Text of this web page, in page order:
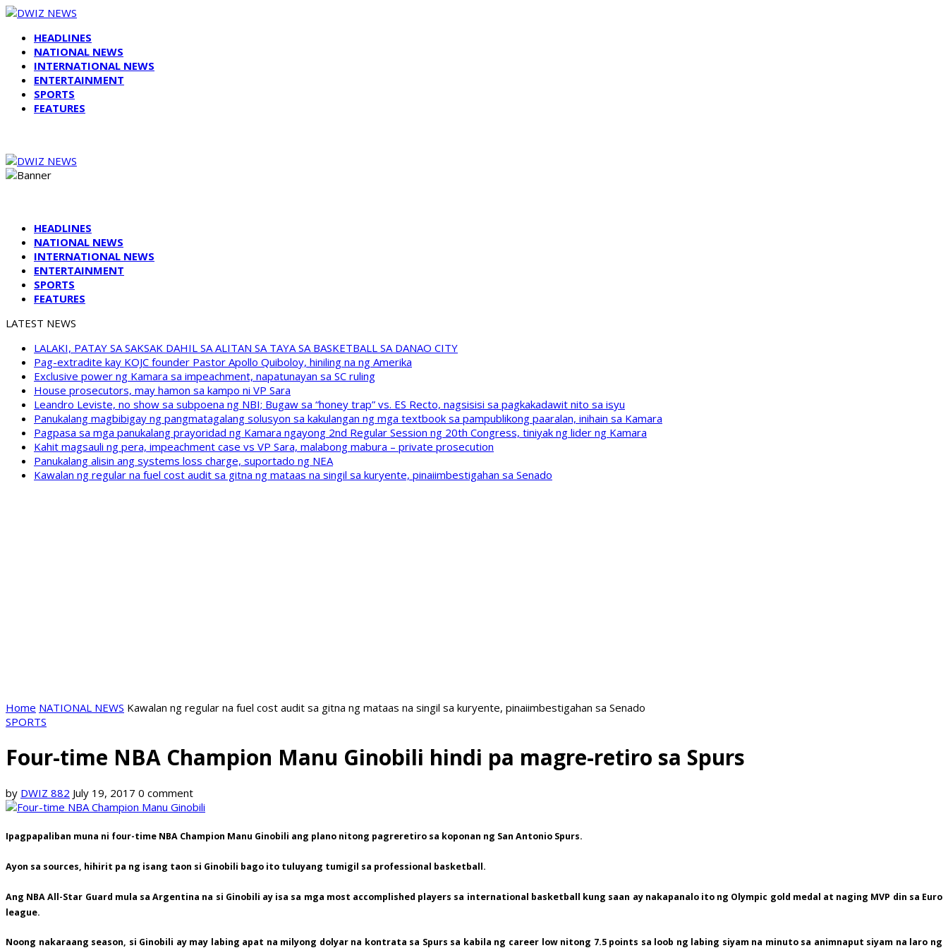
HEADLINES
NATIONAL NEWS
INTERNATIONAL NEWS
ENTERTAINMENT
SPORTS
FEATURES
HEADLINES
NATIONAL NEWS
INTERNATIONAL NEWS
ENTERTAINMENT
SPORTS
FEATURES
LATEST NEWS
LALAKI, PATAY SA SAKSAK DAHIL SA ALITAN SA TAYA SA BASKETBALL SA DANAO CITY
Pag-extradite kay KOJC founder Pastor Apollo Quiboloy, hiniling na ng Amerika
Exclusive power ng Kamara sa impeachment, napatunayan sa SC ruling
House prosecutors, may hamon sa kampo ni VP Sara
Leandro Leviste, no show sa subpoena ng NBI; Bugaw sa “honey trap” vs. ES Recto, nagsisisi sa pagkakadawit nito sa isyu
Panukalang magbibigay ng pangmatagalang solusyon sa kakulangan ng mga textbook sa pampublikong paaralan, inihain sa Kamara
Pagpasa sa mga panukalang prayoridad ng Kamara ngayong 2nd Regular Session ng 20th Congress, tiniyak ng lider ng Kamara
Kahit magsauli ng pera, impeachment case vs VP Sara, malabong mabura – private prosecution
Panukalang alisin ang systems loss charge, suportado ng NEA
Kawalan ng regular na fuel cost audit sa gitna ng mataas na singil sa kuryente, pinaiimbestigahan sa Senado
Home NATIONAL NEWS Kawalan ng regular na fuel cost audit sa gitna ng mataas na singil sa kuryente, pinaiimbestigahan sa Senado
SPORTS
Four-time NBA Champion Manu Ginobili hindi pa magre-retiro sa Spurs
by DWIZ 882 July 19, 2017 0 comment
Ipagpapaliban muna ni four-time NBA Champion Manu Ginobili ang plano nitong pagreretiro sa koponan ng San Antonio Spurs.
Ayon sa sources, hihirit pa ng isang taon si Ginobili bago ito tuluyang tumigil sa professional basketball.
Ang NBA All-Star Guard mula sa Argentina na si Ginobili ay isa sa mga most accomplished players sa international basketball kung saan ay nakapanalo ito ng Olympic gold medal at naging MVP din sa Euro
league.
Noong nakaraang season, si Ginobili ay may labing apat na milyong dolyar na kontrata sa Spurs sa kabila ng career low nitong 7.5 points sa loob ng labing siyam na minuto sa animnaput siyam na laro ng